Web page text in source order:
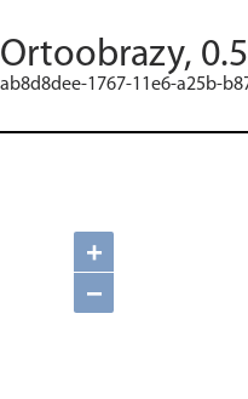
Ortoobrazy,
ab8d8dee-1767-11e6-a25b-
+
−